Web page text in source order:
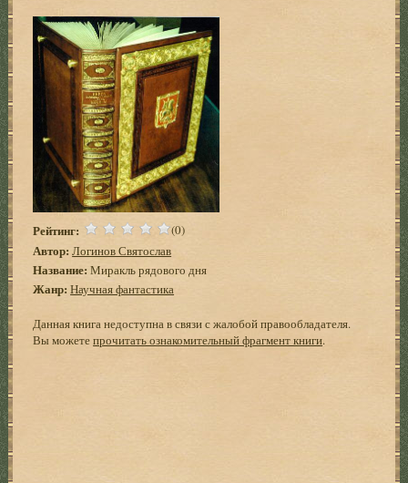
Рейтинг: (0)
Автор: Логинов Святослав
Название: Миракль рядового дня
Жанр: Научная фантастика
Данная книга недоступна в связи с жалобой правообладателя.
Вы можетепрочитать ознакомительный фрагмент книги.